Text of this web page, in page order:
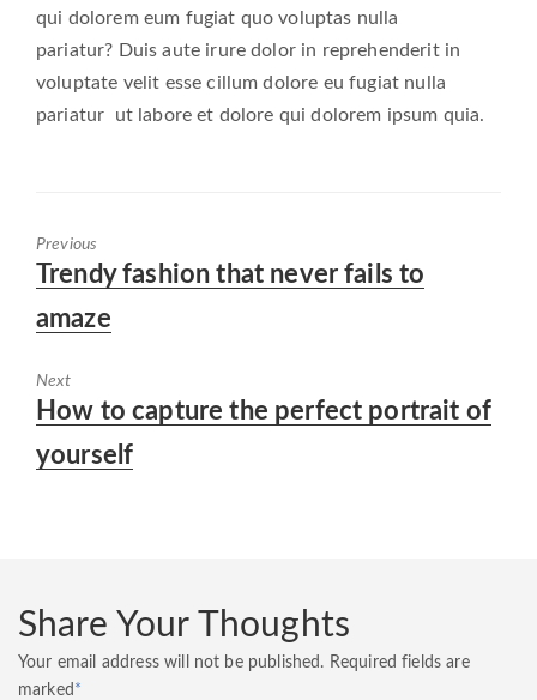
qui dolorem eum fugiat quo voluptas nulla
pariatur? Duis aute irure dolor in reprehenderit in
voluptate velit esse cillum dolore eu fugiat nulla
pariatur ut labore et dolore qui dolorem ipsum quia.
Previous
Previous
Trendy fashion that never fails to
amaze
Next
Next
How to capture the perfect portrait of
yourself
Share Your Thoughts
Your email address will not be published. Required fields are
marked*